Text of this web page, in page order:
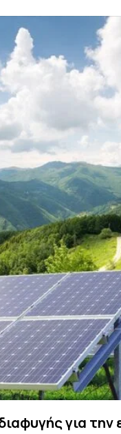
για την